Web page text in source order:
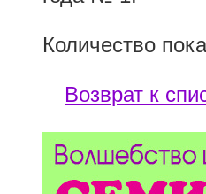
Количество
Возврат к